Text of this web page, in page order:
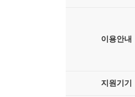
이용안내
지원기기